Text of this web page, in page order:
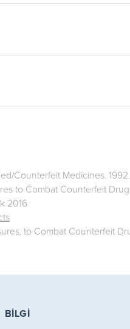
Counterfeit Medicines. 1992.
to Combat Counterfeit
2016
to Combat Counterfeit
BILGI